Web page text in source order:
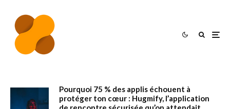
Pourquoi 75 % des applis échouent à
protéger ton cœur : Hugmify, l’application